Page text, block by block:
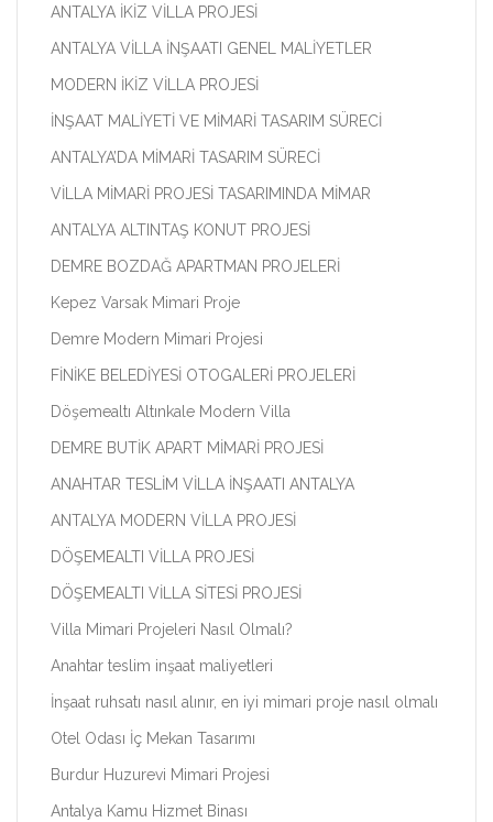
ANTALYA İKİZ VİLLA PROJESİ
ANTALYA VİLLA İNŞAATI GENEL MALİYETLER
MODERN İKİZ VİLLA PROJESİ
İNŞAAT MALİYETİ VE MİMARİ TASARIM SÜRECİ
ANTALYA’DA MİMARİ TASARIM SÜRECİ
VİLLA MİMARİ PROJESİ TASARIMINDA MİMAR
ANTALYA ALTINTAŞ KONUT PROJESİ
DEMRE BOZDAĞ APARTMAN PROJELERİ
Kepez Varsak Mimari Proje
Demre Modern Mimari Projesi
FİNİKE BELEDİYESİ OTOGALERİ PROJELERİ
Döşemealtı Altınkale Modern Villa
DEMRE BUTİK APART MİMARİ PROJESİ
ANAHTAR TESLİM VİLLA İNŞAATI ANTALYA
ANTALYA MODERN VİLLA PROJESİ
DÖŞEMEALTI VİLLA PROJESİ
DÖŞEMEALTI VİLLA SİTESİ PROJESİ
Villa Mimari Projeleri Nasıl Olmalı?
Anahtar teslim inşaat maliyetleri
İnşaat ruhsatı nasıl alınır, en iyi mimari proje nasıl olmalı
Otel Odası İç Mekan Tasarımı
Burdur Huzurevi Mimari Projesi
Antalya Kamu Hizmet Binası